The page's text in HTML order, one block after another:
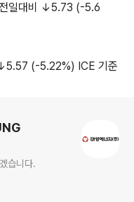
일대비 ↓5.73 (-5.6
(-5.22%) ICE 기준
습니다.